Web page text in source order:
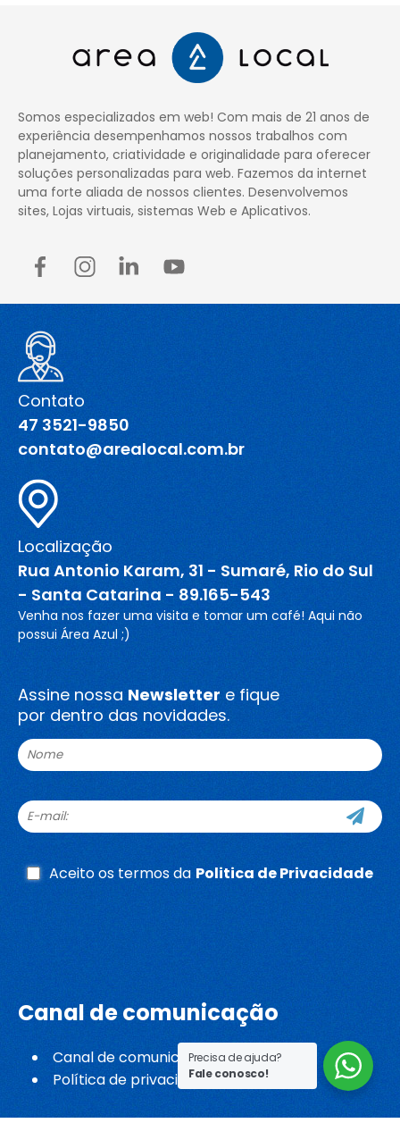
Somos especializados em web! Com mais de 21 anos de
experiência desempenhamos nossos trabalhos com
planejamento, criatividade e originalidade para oferecer
soluções personalizadas para web. Fazemos da internet
uma forte aliada de nossos clientes. Desenvolvemos
sites, Lojas virtuais, sistemas Web e Aplicativos.
Contato
47 3521-9850
contato@arealocal.com.br
Localização
Rua Antonio Karam, 31 - Sumaré, Rio do Sul
- Santa Catarina - 89.165-543
Venha nos fazer uma visita e tomar um café! Aqui não
possui Área Azul ;)
Assine nossa Newsletter e fique
por dentro das novidades.
Aceito os termos da Politica de Privacidade
Canal de comunicação
Canal de comunicação
Política de privacidade
Precisa de ajuda?
Fale conosco!